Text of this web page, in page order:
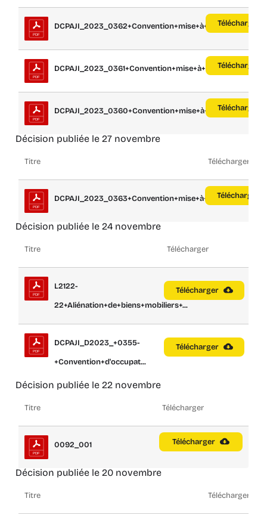
DCPAJI_2023_0362+Convention+mise+à+disp...Télécharger
DCPAJI_2023_0361+Convention+mise+à+disp...Télécharger
DCPAJI_2023_0360+Convention+mise+à+disp...Télécharger
Décision publiée le 27 novembre
Titre Télécharger
DCPAJI_2023_0363+Convention+mise+à+disp...Télécharger
Décision publiée le 24 novembre
Titre Télécharger
L2122-
22+Aliénation+de+biens+mobiliers+...
Télécharger
DCPAJI_D2023_+0355-
+Convention+d'occupat...
Télécharger
Décision publiée le 22 novembre
Titre Télécharger
0092_001 Télécharger
Décision publiée le 20 novembre
Titre Télécharger